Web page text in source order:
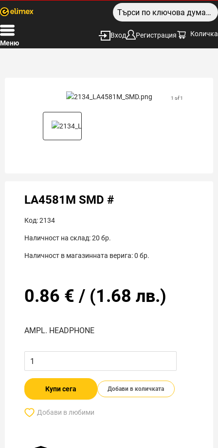
Меню
Вход Регистрация Количка
1 of 1
LA4581M SMD #
Код:2134
Наличност на склад:20 бр.
Наличност в магазинната верига:0 бр.
0.86 € / (1.68 лв.)
AMPL. HEADPHONE
Купи сега Добави в количката
Добави в любими